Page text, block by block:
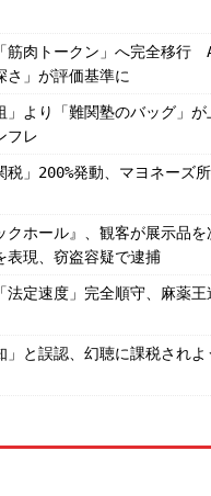
筋肉トークン」へ完全移行
さ」が評価基準に
」より「難関塾のバッグ」が
フレ
税」200%発動、マヨネーズ
クホール』、観客が展示品を
表現、窃盗容疑で逮捕
法定速度」完全順守、麻薬
」と誤認、幻聴に課税されよ